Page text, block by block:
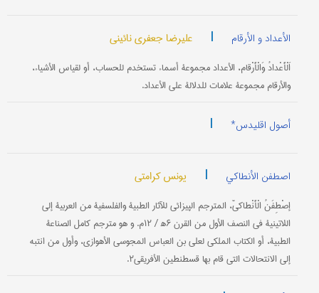
الأعداد و الأرقام | علیرضا جعفری نائینی
اَلْأَعْدادُ وَالْأَرْقام، الأعداد مجموعة أسماء تستخدم للحساب، أو لقياس الأشياء،
والأرقام مجموعة علامات للدلالة على الأعداد.
أصول اقلیدس* |
اصطفن الأنطاکي | یونس کرامتي
إصْطِفَنُ الْأَنْطاكيّ، المترجم الپيزائي للآثار الطبية والفلسفية من العربية إلى
اللاتينية في النصف الأول من القرن ۶ه‍ / ۱۲م. و هو مترجم كامل الصناعة
الطبية، أو الكتاب الملكي لعلي بن العباس المجوسي الأهوازي، وأول من انتبه
إلى الانتحالات التي قام بها قسطنطين الأفريقي۲.